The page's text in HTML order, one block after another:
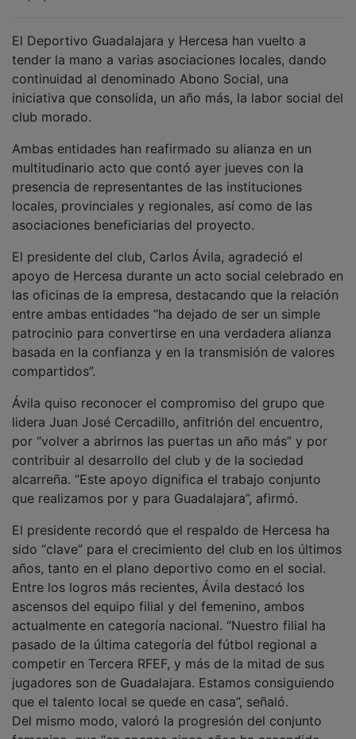
tender la mano a varias asociaciones locales, dando
continuidad al denominado Abono Social, una
iniciativa que consolida, un año más, la labor social del
club morado.
multitudinario acto que contó ayer jueves con la
presencia de representantes de las instituciones
locales, provinciales y regionales, así como de las
asociaciones beneficiarias del proyecto.
El presidente del club, Carlos Ávila, agradeció el
apoyo de Hercesa durante un acto social celebrado en
las oficinas de la empresa, destacando que la relación
entre ambas entidades “ha dejado de ser un simple
patrocinio para convertirse en una verdadera alianza
basada en la confianza y en la transmisión de valores
compartidos”.
Ávila quiso reconocer el compromiso del grupo que
lidera Juan José Cercadillo, anfitrión del encuentro,
por “volver a abrirnos las puertas un año más” y por
contribuir al desarrollo del club y de la sociedad
alcarreña. “Este apoyo dignifica el trabajo conjunto
que realizamos por y para Guadalajara”, afirmó.
sido “clave” para el crecimiento del club en los últimos
años, tanto en el plano deportivo como en el social.
Entre los logros más recientes, Ávila destacó los
ascensos del equipo filial y del femenino, ambos
actualmente en categoría nacional. “Nuestro filial ha
pasado de la última categoría del fútbol regional a
competir en Tercera RFEF, y más de la mitad de sus
jugadores son de Guadalajara. Estamos consiguiendo
que el talento local se quede en casa”, señaló.
Del mismo modo, valoró la progresión del conjunto
femenino, que “en apenas cinco años ha ascendido